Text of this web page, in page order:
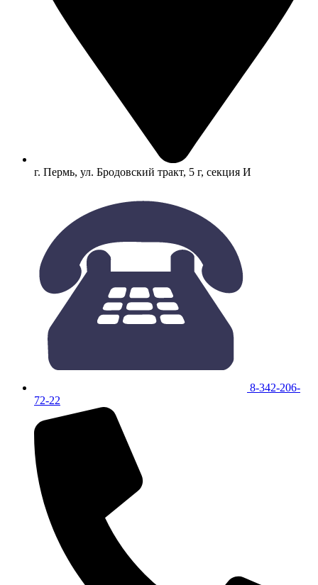
г. Пермь, ул. Бродовский тракт, 5 г, секция И
8-342-206-
72-22